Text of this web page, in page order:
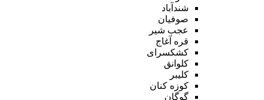
شندآباد
صوفیان
عجب شیر
قره آغاج
کشکسرای
کلوانق
کلیبر
کوزه کنان
گوگان